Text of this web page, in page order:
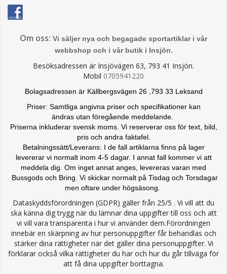
Om oss: Vi säljer nya och begagade sportartiklar i vår
webbshop och i vår butik i Insjön.
Besöksadressen är Insjövägen 63, 793 41 Insjön.
Mobil 0705941220
Bolagsadressen är Källbergsvägen 26 ,793 33 Leksand
Priser: Samtliga angivna priser och specifikationer kan
ändras utan föregående meddelande.
Priserna inkluderar svensk moms. Vi reserverar oss för text, bild,
pris och andra faktafel.
Betalningssätt/Leverans: I de fall artiklarna finns på lager
levererar vi normalt inom 4-5 dagar. I annat fall kommer vi att
meddela dig. Om inget annat anges, levereras varan med
Bussgods och Bring. Vi skickar normalt på Tisdag och Torsdagar
men oftare under högsäsong.
Dataskyddsförordningen (GDPR) gäller från 25/5 . Vi vill att du
ska känna dig trygg när du lämnar dina uppgifter till oss och att
vi vill vara transparenta i hur vi använder dem.Förordningen
innebär en skärpning av hur personuppgifter får behandlas och
stärker dina rättigheter när det gäller dina personuppgifter. Vi
förklarar också vilka rättigheter du har och hur du går tillväga för
att få dina uppgifter borttagna.